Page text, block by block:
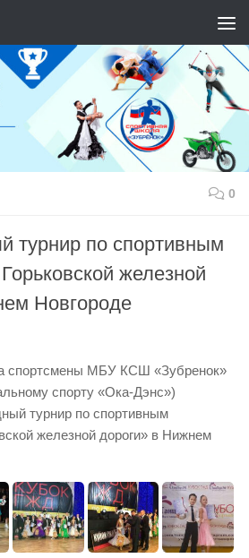
0
турнир по спортивным
железной
Новгороде
спортсмены МБУ КСШ «Зубренок»
спорту «Ока-Дэнс»)
турнир по спортивным
железной дороги» в Нижнем